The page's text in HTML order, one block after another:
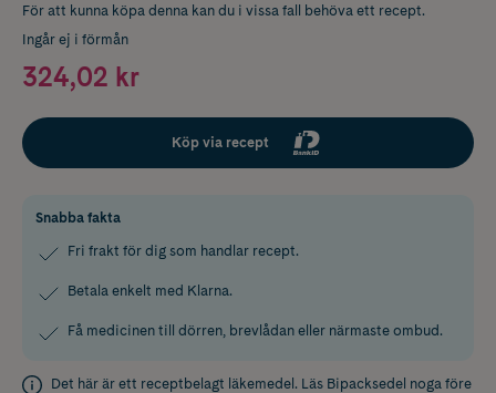
För att kunna köpa denna kan du i vissa fall behöva ett recept.
Ingår ej i förmån
324,02 kr
Köp via recept
Snabba fakta
Fri frakt för dig som handlar recept.
Betala enkelt med Klarna.
Få medicinen till dörren, brevlådan eller närmaste ombud.
Det här är ett receptbelagt läkemedel. Läs Bipacksedel noga före